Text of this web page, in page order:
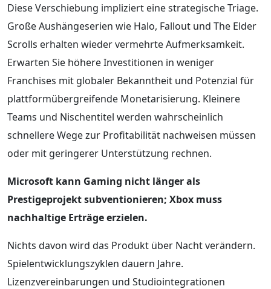
Diese Verschiebung impliziert eine strategische Triage.
Große Aushängeserien wie Halo, Fallout und The Elder
Scrolls erhalten wieder vermehrte Aufmerksamkeit.
Erwarten Sie höhere Investitionen in weniger
Franchises mit globaler Bekanntheit und Potenzial für
plattformübergreifende Monetarisierung. Kleinere
Teams und Nischentitel werden wahrscheinlich
schnellere Wege zur Profitabilität nachweisen müssen
oder mit geringerer Unterstützung rechnen.
Microsoft kann Gaming nicht länger als
Prestigeprojekt subventionieren; Xbox muss
nachhaltige Erträge erzielen.
Nichts davon wird das Produkt über Nacht verändern.
Spielentwicklungszyklen dauern Jahre.
Lizenzvereinbarungen und Studiointegrationen